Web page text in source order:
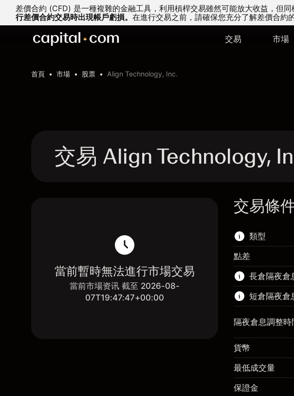
差價合約 (CFD) 是一種複雜的金融工具，利用槓桿交易雖然可能放大收益，但同
行差價合約交易時出現帳戶虧損。 在進行交易之前，請確保您充分了解差價合約
交易 市場
首頁 市場 股票 Align Technology, Inc.
交易 Align Technology,
當前暫時無法進行市場交易
當前市場资讯 截至 2026-08-
07T19:47:47+00:00
交易條
類型
該金融市場
了解更多：
差價合約
點差
長倉隔夜倉
隔夜倉息
來自頭寸
短倉隔夜倉
保證金。
隔夜倉息調整時
貨幣
最低成交量
保證金